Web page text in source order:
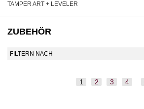
TAMPER ART + LEVELER
ZUBEHÖR
FILTERN NACH
1 2 3 4